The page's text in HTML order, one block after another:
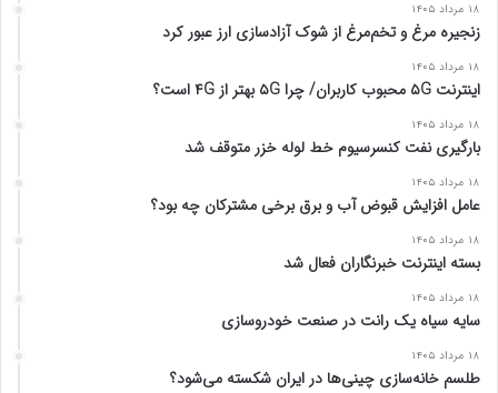
۱۸ مرداد ۱۴۰۵
زنجیره مرغ و تخم‌مرغ از شوک آزادسازی ارز عبور کرد
۱۸ مرداد ۱۴۰۵
اینترنت ۵G محبوب کاربران/ چرا ۵G بهتر از ۴G است؟
۱۸ مرداد ۱۴۰۵
بارگیری نفت کنسرسیوم خط لوله خزر متوقف شد
۱۸ مرداد ۱۴۰۵
عامل افزایش قبوض آب و برق برخی مشترکان چه بود؟
۱۸ مرداد ۱۴۰۵
بسته اینترنت خبرنگاران فعال شد
۱۸ مرداد ۱۴۰۵
سایه سیاه یک رانت در صنعت خودروسازی
۱۸ مرداد ۱۴۰۵
طلسم خانه‌سازی چینی‌ها در ایران شکسته می‌شود؟